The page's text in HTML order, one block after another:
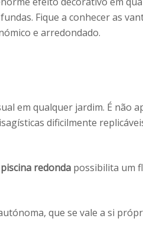
Fique a conhecer as
e arredondado.
em qualquer jardim. É não
dificilmente
piscina redonda possibilita um
que se vale a si